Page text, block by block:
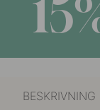
Polerad
BESKRIVNING